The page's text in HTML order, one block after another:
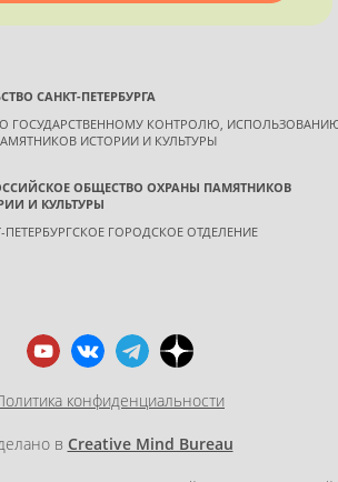
САНКТ-ПЕТЕРБУРГА
ГОСУДАРСТВЕННОМУ КОНТРОЛЮ,
ИСТОРИИ И КУЛЬТУРЫ
ОБЩЕСТВО ОХРАНЫ ПАМЯТНИКОВ
И КУЛЬТУРЫ
ПЕТЕРБУРГСКОЕ ГОРОДСКОЕ ОТДЕЛЕНИЕ
конфиденциальности
в Creative Mind Bureau